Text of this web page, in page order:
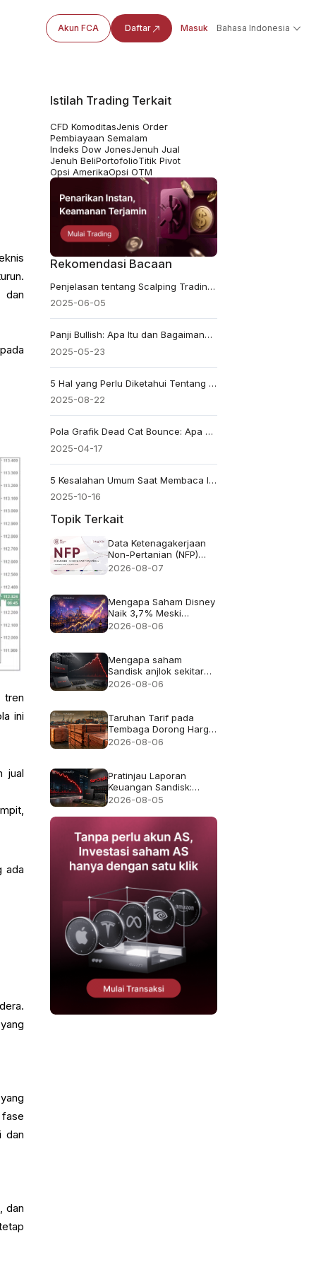
Akun FCA Daftar Masuk Bahasa Indonesia
dan
tren
ini
jual
ada
dan
dan
Istilah Trading Terkait
CFD KomoditasJenis Order
Pembiayaan Semalam
Indeks Dow JonesJenuh Jual
Jenuh BeliPortofolioTitik Pivot
Opsi AmerikaOpsi OTM
Rekomendasi Bacaan
Penjelasan tentang Scalping Trading: Cara Kerjanya untuk Mendapatkan Keuntungan Cepat
2025-06-05
Panji Bullish: Apa Itu dan Bagaimana Itu Menandakan Kekuatan
2025-05-23
5 Hal yang Perlu Diketahui Tentang Pola Broadening Wedge
2025-08-22
Pola Grafik Dead Cat Bounce: Apa yang Harus Diketahui Para Trader
2025-04-17
5 Kesalahan Umum Saat Membaca Inducement dalam Trading
2025-10-16
Topik Terkait
Data Ketenagakerjaan
Non-Pertanian (NFP)
untuk Juli 2026 -
2026-08-07
Mengapa Saham Disney
Naik 3,7% Meski
Pendapatan Meleset
2026-08-06
Mengapa saham
Sandisk anjlok sekitar
13% meskipun
2026-08-06
Taruhan Tarif pada
Tembaga Dorong Harga
Tembaga ke Rekor
2026-08-06
Pratinjau Laporan
Keuangan Sandisk:
Apakah Pertumbuhan
pada Juli?
2026-08-05